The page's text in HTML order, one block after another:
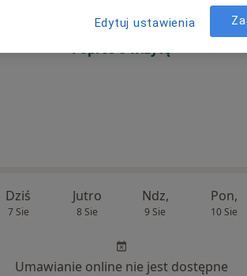
Umawianie online nie jest dostępne
Poproś o wizytę
Dziś
7 Sie
Jutro
8 Sie
Ndz,
9 Sie
Pon,
10 Sie
Umawianie online nie jest dostępne
Edytuj ustawienia